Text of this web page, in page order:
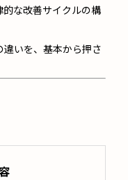
的な改善サイクルの構
違いを、基本から押さ